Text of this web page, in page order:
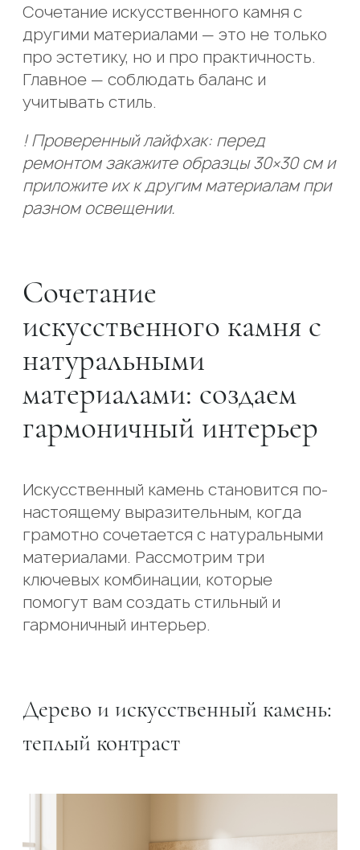
Сочетание искусственного камня с
другими материалами — это не только
про эстетику, но и про практичность.
Главное — соблюдать баланс и
учитывать стиль.
! Проверенный лайфхак: перед
ремонтом закажите образцы 30×30 см и
приложите их к другим материалам при
разном освещении.
Сочетание
искусственного камня с
натуральными
материалами: создаем
гармоничный интерьер
Искусственный камень становится по-
настоящему выразительным, когда
грамотно сочетается с натуральными
материалами. Рассмотрим три
ключевых комбинации, которые
помогут вам создать стильный и
гармоничный интерьер.
Дерево и искусственный камень:
теплый контраст